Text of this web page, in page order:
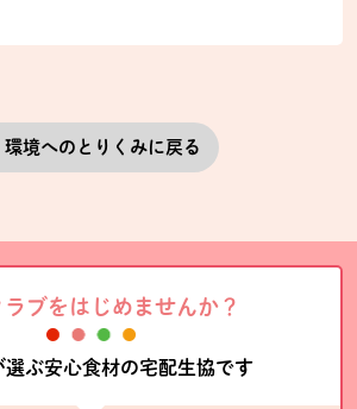
環境へのとりくみに戻る
ラブをはじめませんか？
選ぶ安心食材の宅配生協です